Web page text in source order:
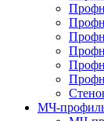
МЧ-